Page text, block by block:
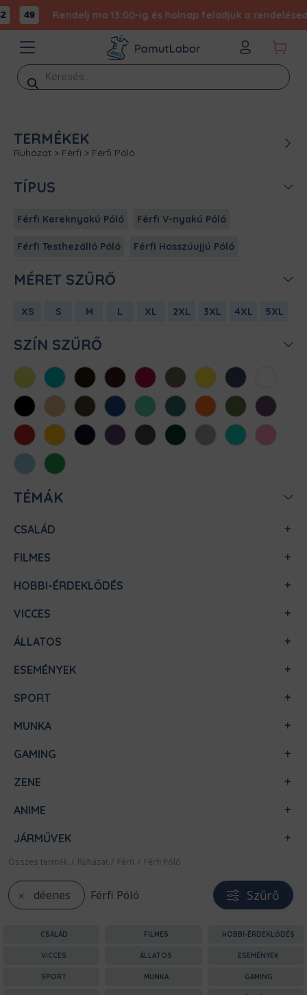
49 Rendelj ma 13:00-ig és holnap feladjuk a rendelésed
Products
search
TERMÉKEK
Ruházat > Férfi > Férfi Póló
TÍPUS
Férfi Kereknyakú Póló Férfi V-nyakú Póló
Férfi Testhezálló Póló Férfi Hosszúujjú Póló
MÉRET SZŰRŐ
XS S M L XL 2XL 3XL 4XL 5XL
SZÍN SZŰRŐ
AlmazöldAtollkékBarnaBordóChili Cink Citromsárga
Denim
FeketeHomokKhaki KirálykékMentaMéregzöld
NarancsOliva Padlizsán
Piros SárgaSötétkékSötétlilaSötétszürke
SötétzöldSportszürke
Türkiz
Világos
rózsaszín
Világoskék
Zöld
TÉMÁK
CSALÁD
FILMES
HOBBI-ÉRDEKLŐDÉS
VICCES
ÁLLATOS
ESEMÉNYEK
SPORT
MUNKA
GAMING
ZENE
ANIME
JÁRMŰVEK
Összes termék / Ruházat / Férfi / Férfi Póló
déenes Férfi Póló Szűrő
CSALÁD FILMES HOBBI-ÉRDEKLŐDÉS
VICCES ÁLLATOS ESEMÉNYEK
SPORT MUNKA GAMING